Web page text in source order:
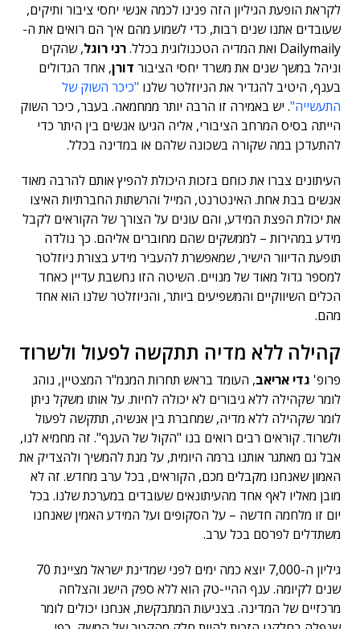
לקראת הופעת הגיליון הזה פנינו לכמה אנשי יחסי ציבור ותיקים,
שעובדים אתנו שנים רבות, כדי לשמוע מהם איך הם רואים את ה-
Dailymaily ואת המדיה הטכנולוגית בכלל.
רני רוגל, שהקים
וניהל במשך שנים את משרד יחסי הציבור דורן, אחד הגדולים
בענף, היטיב להגדיר את הניוזלטר שלנו "כיכר השוק של
התעשייה". יש באמירה זו הרבה יותר ממחמאה. בעבר, כיכר השוק
הייתה בסיס המרחב הציבורי, אליה הגיעו אנשים בין היתר כדי
להתעדכן במה שקורה בשכונה שלהם או במדינה בכלל.
העיתונים צברו את כוחם בזכות היכולת להפיץ אותם להרבה מאוד
אנשים בבת אחת. האינטרנט, המייל והרשתות החברתיות האיצו
את יכולת הפצת המידע, והם עונים על הצורך של הקוראים לקבל
מידע במהירות – לממשקים שהם מחוברים אליהם. כך נולדה
תופעת הדיוור הישיר, שמאפשרת להעביר מידע בצורת ניוזלטר
למספר גדול מאוד של מנויים. השיטה הזו נחשבת עדיין כאחד
הכלים השיווקיים והמשפיעים ביותר, והניוזלטר שלנו הוא אחד
מהם.
קהילה ללא מדיה תתקשה לפעול ולשרוד
פרופ' גדי אריאב, העומד בראש תחרות המנמ"ר המצטיין, נוהג
לומר שקהילה ללא גיבורים לא יכולה לחיות. על אותו משקל ניתן
לומר שקהילה ללא מדיה, שמחברת בין אנשיה, תתקשה לפעול
ולשרוד. קוראים רבים רואים בנו "הקול של הענף". זה מחמיא לנו,
אבל גם מאתגר אותנו ברמה היומית, על מנת להמשיך ולהצדיק את
האמון שאנחנו מקבלים מכם, הקוראים, בכל ערב מחדש. זה לא
מובן מאליו לאף אחד מהעיתונאים שעובדים במערכת שלנו. בכל
יום זו מלחמה חדשה – על הסקופים ועל המידע האמין שאנחנו
משתדלים לפרסם בכל ערב.
גיליון ה-7,000 יוצא כמה ימים לפני שמדינת ישראל מציינת 70
שנים לקיומה. ענף ההיי-טק הוא ללא ספק הישג והצלחה
מרכזיים של המדינה. בצניעות המתבקשת, אנחנו יכולים לומר